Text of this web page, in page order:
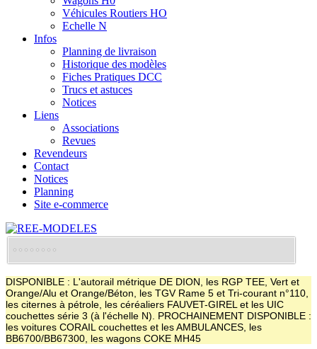
Véhicules Routiers HO
Echelle N
Infos
Planning de livraison
Historique des modèles
Fiches Pratiques DCC
Trucs et astuces
Notices
Liens
Associations
Revues
Revendeurs
Contact
Notices
Planning
Site e-commerce
DISPONIBLE : L'autorail métrique DE DION, les RGP TEE, Vert et
Orange/Alu et Orange/Béton, les TGV Rame 5 et Tri-courant n°110,
les citernes à pétrole, les céréaliers FAUVET-GIREL et les UIC
couchettes série 3 (à l'échelle N). PROCHAINEMENT DISPONIBLE :
les voitures CORAIL couchettes et les AMBULANCES, les
BB6700/BB67300, les wagons COKE MH45